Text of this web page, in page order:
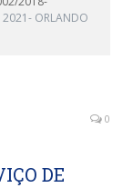
2021- ORLANDO
DE
0